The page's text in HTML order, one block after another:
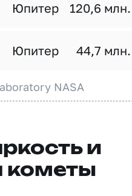
Юпитер 120,6
Юпитер 44,7
NASA
и
кометы